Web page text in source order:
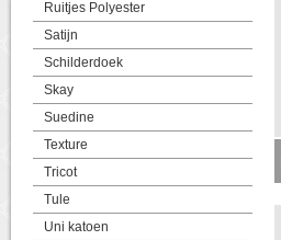
Ruitjes Polyester
Satijn
Schilderdoek
Skay
Suedine
Texture
Tricot
Tule
Uni katoen